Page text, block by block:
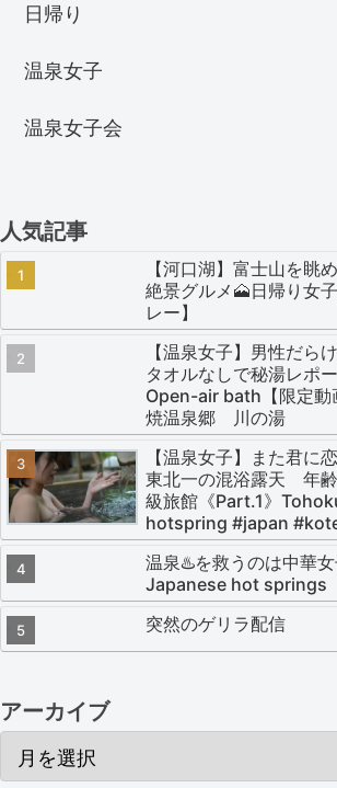
日帰り
温泉女子
温泉女子会
人気記事
【河口湖】富士山を眺
絶景グルメ🗻日帰り女
レー】
【温泉女子】男性だら
タオルなしで秘湯レポ
Open-air bath【限定動
焼温泉郷 川の湯
【温泉女子】また君に
東北一の混浴露天 年
級旅館《Part.1》
hotspring #japan
温泉♨️を救うのは中華
Japanese hot springs
突然のゲリラ配信
アーカイブ